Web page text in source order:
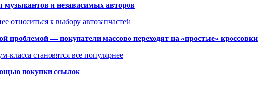
музыкантов и независимых авторов
относиться к выбору автозапчастей
проблемой — покупатели массово переходят на «простые» кроссовки
становятся все популярнее
покупки ссылок